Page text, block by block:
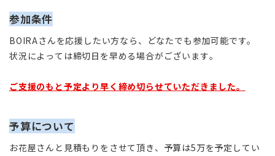
参加条件
BOIRAさんを応援したい方なら、どなたでも参加可能です。
状況によっては締切日を早める場合がございます。
ご支援のもと予定より早く締め切らせていただきました。
予算について
お花屋さんと見積もりをさせて頂き、予算は5万を予定してい